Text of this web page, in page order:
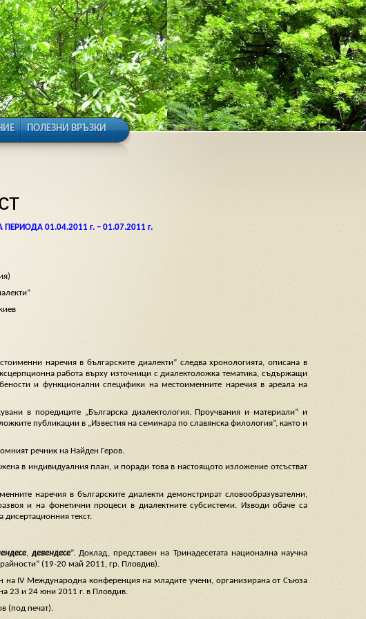
ПОЛЕЗНИ ВРЪЗКИ
01.04.2011 г. – 01.07.2011 г.
наречия в българските диалекти” следва хронологията, описана в
работа върху източници с диалектоложка тематика, съдържащи
и функционални специфики на местоименните наречия в ареала на
в поредиците „Българска диалектология. Проучвания и материали” и
публикации в „Известия на семинара по славянска филология”, както и
речник на Найден Геров.
в индивидуалния план, и поради това в настоящото изложение отсъстват
наречия в българските диалекти демонстрират словообразувателни,
и на фонетични процеси в диалектните субсистеми. Изводи обаче са
текст.
, девендесе”. Доклад, представен на Тринадесетата национална научна
(19-20 май 2011, гр. Пловдив).
на IV Международна конференция на младите учени, организирана от Съюза
23 и 24 юни 2011 г. в Пловдив.
(под печат).